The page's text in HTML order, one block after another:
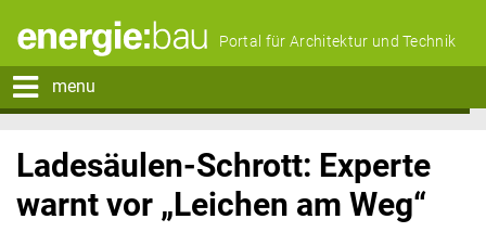
Portal für Architektur und Technik
menu
Ladesäulen-Schrott: Experte
warnt vor „Leichen am Weg“